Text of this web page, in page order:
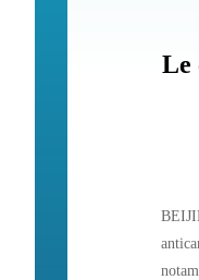
Le